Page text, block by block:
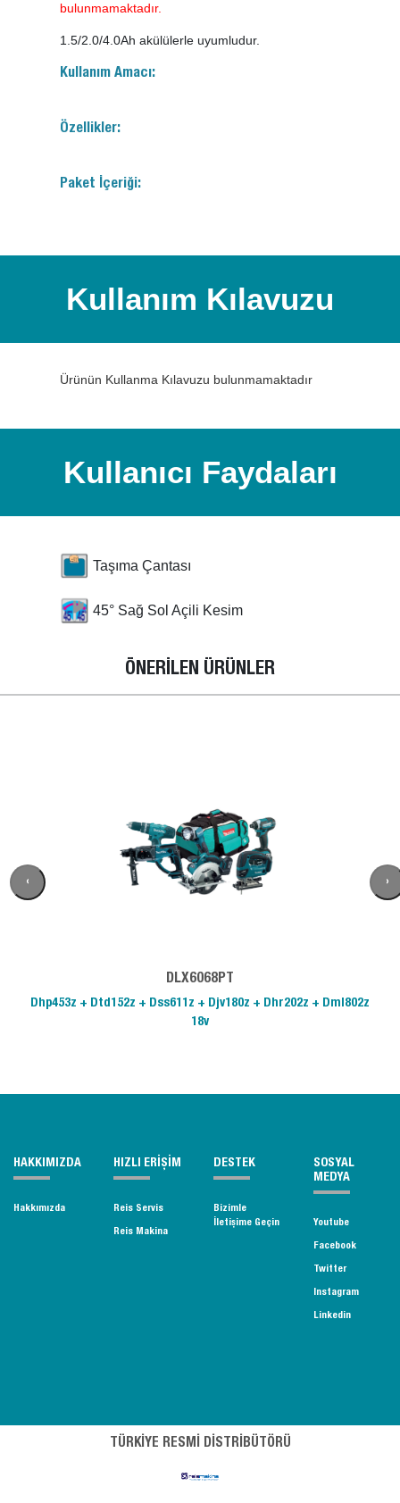
bulunmamaktadır.
1.5/2.0/4.0Ah akülülerle uyumludur.
Kullanım Amacı:
Özellikler:
Paket İçeriği:
Kullanım Kılavuzu
Ürünün Kullanma Kılavuzu bulunmamaktadır
Kullanıcı Faydaları
Taşıma Çantası
45° Sağ Sol Açili Kesim
ÖNERİLEN ÜRÜNLER
DLX6068PT
Dhp453z + Dtd152z + Dss611z + Djv180z + Dhr202z + Dml802z
18v
‹ ›
HAKKIMIZDA
Hakkımızda
HIZLI ERİŞİM
Reis Servis
Reis Makina
DESTEK
Bizimle
İletişime Geçin
SOSYAL
MEDYA
Youtube
Facebook
Twitter
Instagram
Linkedin
TÜRKİYE RESMİ DİSTRİBÜTÖRÜ